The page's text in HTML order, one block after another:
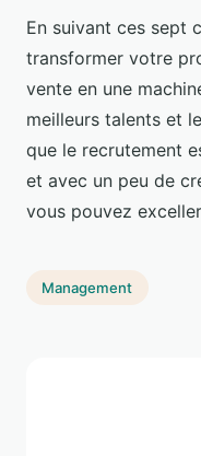
En suivant ces sept
transformer votre
vente en une
meilleurs talents et
que le recrutement
et avec un peu de
vous pouvez
Management